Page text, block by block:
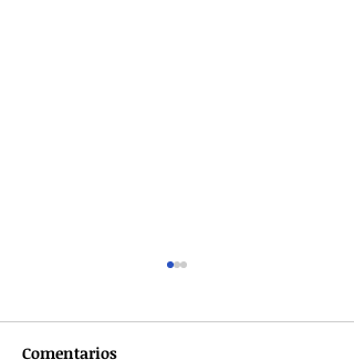
Comentarios